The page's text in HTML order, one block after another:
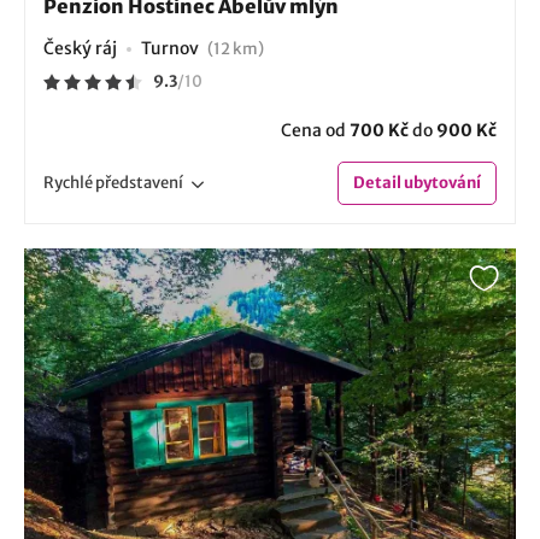
Penzion Hostinec Ábelův mlýn
Český ráj Turnov (12 km)
9.3/10
Cena od 700 Kčdo 900 Kč
Rychlépředstavení Detailubytování